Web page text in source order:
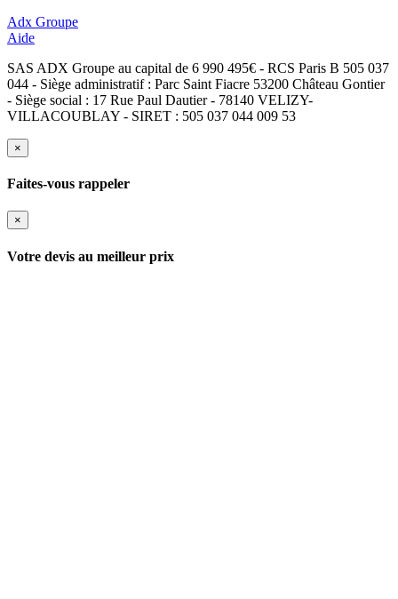
Adx Groupe
Aide
SAS ADX Groupe au capital de 6 990 495€ - RCS Paris B 505 037
044 - Siège administratif : Parc Saint Fiacre 53200 Château Gontier
- Siège social : 17 Rue Paul Dautier - 78140 VELIZY-
VILLACOUBLAY - SIRET : 505 037 044 009 53
×
Faites-vous rappeler
×
Votre devis au meilleur prix